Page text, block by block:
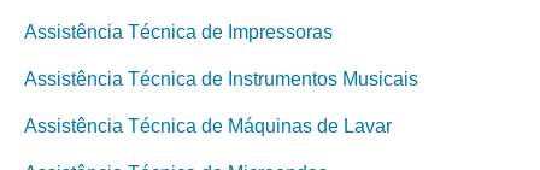
Assistência Técnica de Impressoras
Assistência Técnica de Instrumentos Musicais
Assistência Técnica de Máquinas de Lavar